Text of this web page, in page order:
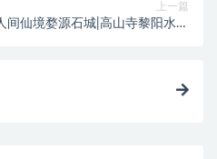
上一篇
间仙境婺源石城|高山寺黎阳水街